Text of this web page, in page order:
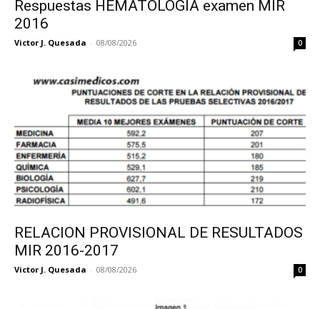
Respuestas HEMATOLOGÍA examen MIR
2016
Victor J. Quesada - 08/08/2026 0
RELACION PROVISIONAL DE RESULTADOS
MIR 2016-2017
Victor J. Quesada - 08/08/2026 0